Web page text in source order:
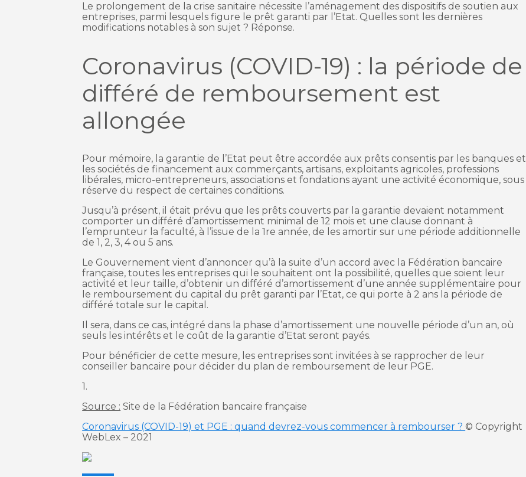
Le prolongement de la crise sanitaire nécessite l’aménagement des dispositifs de soutien aux
entreprises, parmi lesquels figure le prêt garanti par l’Etat. Quelles sont les dernières
modifications notables à son sujet ? Réponse.
Coronavirus (COVID-19) : la période de
différé de remboursement est
allongée
Pour mémoire, la garantie de l’Etat peut être accordée aux prêts consentis par les banques et
les sociétés de financement aux commerçants, artisans, exploitants agricoles, professions
libérales, micro-entrepreneurs, associations et fondations ayant une activité économique, sous
réserve du respect de certaines conditions.
Jusqu’à présent, il était prévu que les prêts couverts par la garantie devaient notamment
comporter un différé d’amortissement minimal de 12 mois et une clause donnant à
l’emprunteur la faculté, à l’issue de la 1re année, de les amortir sur une période additionnelle
de 1, 2, 3, 4 ou 5 ans.
Le Gouvernement vient d’annoncer qu’à la suite d’un accord avec la Fédération bancaire
française, toutes les entreprises qui le souhaitent ont la possibilité, quelles que soient leur
activité et leur taille, d’obtenir un différé d’amortissement d’une année supplémentaire pour
le remboursement du capital du prêt garanti par l’Etat, ce qui porte à 2 ans la période de
différé totale sur le capital.
Il sera, dans ce cas, intégré dans la phase d’amortissement une nouvelle période d’un an, où
seuls les intérêts et le coût de la garantie d’Etat seront payés.
Pour bénéficier de cette mesure, les entreprises sont invitées à se rapprocher de leur
conseiller bancaire pour décider du plan de remboursement de leur PGE.
1.
Source : Site de la Fédération bancaire française
Coronavirus (COVID-19) et PGE : quand devrez-vous commencer à rembourser ? © Copyright
WebLex – 2021